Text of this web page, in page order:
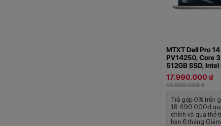
16GB
2GB
MTXT Dell Pro
PV14250, Core
512GB SSD,
14&quot;, 3C
McAfee LS, Win
Platinum Silver
17.990.000 ₫
18.990.000 ₫
Trả góp 0% trên
18.490.000đ
chính và qua thẻ
hạn 6 tháng